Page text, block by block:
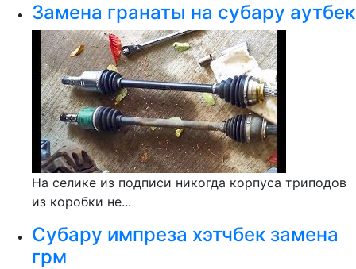
Замена гранаты на субару аутбек
На селике из подписи никогда корпуса триподов
из коробки не...
Субару импреза хэтчбек замена
грм